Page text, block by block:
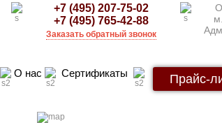
+7 (495) 207-75-02
+7 (495) 765-42-88
Заказать обратный звонок
О нас Сертификаты Прайс-